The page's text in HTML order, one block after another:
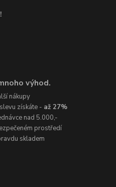
výhod.
nákupy
získáte - až 27%
nad 5.000,-
prostředí
skladem